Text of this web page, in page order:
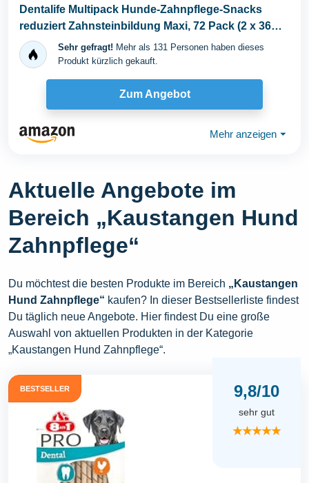
Dentalife Multipack Hunde-Zahnpflege-Snacks
reduziert Zahnsteinbildung Maxi, 72 Pack (2 x 36
Sticks)
Sehr gefragt! Mehr als 131 Personen haben dieses
Produkt kürzlich gekauft.
Zum Angebot
Mehr anzeigen ⏷
Aktuelle Angebote im
Bereich „Kaustangen Hund
Zahnpflege“
Du möchtest die besten Produkte im Bereich „Kaustangen
Hund Zahnpflege“ kaufen? In dieser Bestsellerliste findest
Du täglich neue Angebote. Hier findest Du eine große
Auswahl von aktuellen Produkten in der Kategorie
„Kaustangen Hund Zahnpflege“.
BESTSELLER 9,8/10
sehr gut
★★★★★